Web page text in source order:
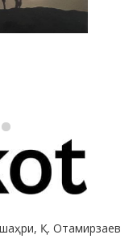
Қ. Отамирзаев